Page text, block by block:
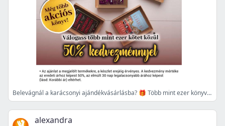
Belevágnál a karácsonyi ajándékvásárlásba? 🎁 Több mint ezer könyv 50% kedvezménnyel! 📚
alexandra